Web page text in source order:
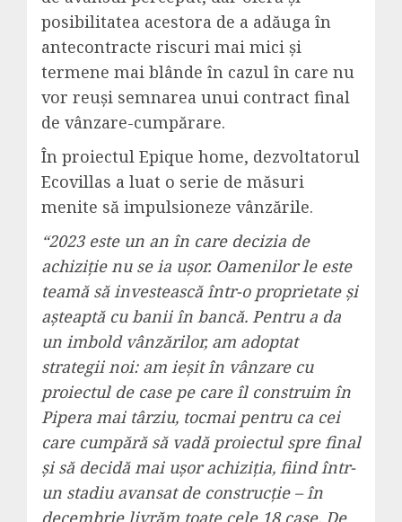
posibilitatea acestora de a adăuga în
antecontracte riscuri mai mici și
termene mai blânde în cazul în care nu
vor reuși semnarea unui contract final
de vânzare-cumpărare.
În proiectul Epique home, dezvoltatorul
Ecovillas a luat o serie de măsuri
menite să impulsioneze vânzările.
“2023 este un an în care decizia de
achiziție nu se ia ușor. Oamenilor le este
teamă să investească într-o proprietate și
așteaptă cu banii în bancă. Pentru a da
un imbold vânzărilor, am adoptat
strategii noi: am ieșit în vânzare cu
proiectul de case pe care îl construim în
Pipera mai târziu, tocmai pentru ca cei
care cumpără să vadă proiectul spre final
și să decidă mai ușor achiziția, fiind într-
un stadiu avansat de construcție – în
decembrie livrăm toate cele 18 case. De